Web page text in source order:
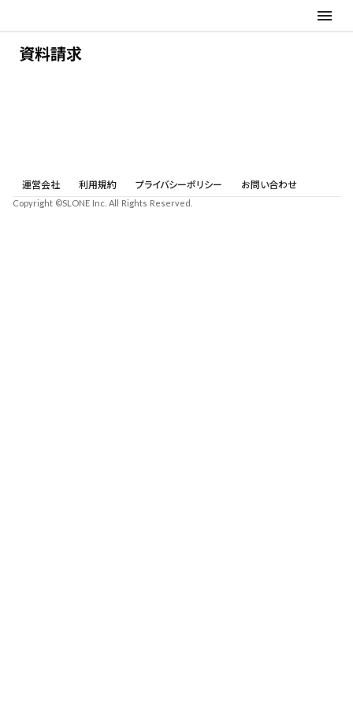
menu
資料請求
運営会社 利用規約 プライバシーポリシー お問い合わせ
Copyright ©SLONE Inc. All Rights Reserved.